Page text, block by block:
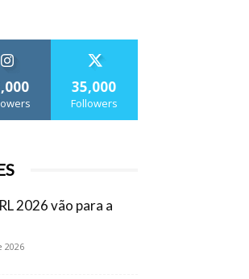
35,000
Followers
2026 vão para a
2026